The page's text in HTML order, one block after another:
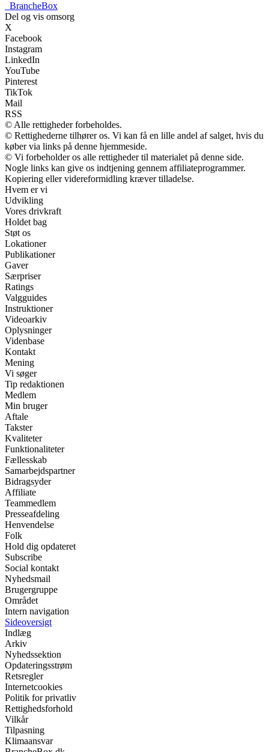
BrancheBox
Del og vis omsorg
X
Facebook
Instagram
LinkedIn
YouTube
Pinterest
TikTok
Mail
RSS
© Alle rettigheder forbeholdes.
© Rettighederne tilhører os. Vi kan få en lille andel af salget, hvis du
køber via links på denne hjemmeside.
© Vi forbeholder os alle rettigheder til materialet på denne side.
Nogle links kan give os indtjening gennem affiliateprogrammer.
Kopiering eller videreformidling kræver tilladelse.
Hvem er vi
Udvikling
Vores drivkraft
Holdet bag
Støt os
Lokationer
Publikationer
Gaver
Særpriser
Ratings
Valgguides
Instruktioner
Videoarkiv
Oplysninger
Videnbase
Kontakt
Mening
Vi søger
Tip redaktionen
Medlem
Min bruger
Aftale
Takster
Kvaliteter
Funktionaliteter
Fællesskab
Samarbejdspartner
Bidragsyder
Affiliate
Teammedlem
Presseafdeling
Henvendelse
Folk
Hold dig opdateret
Subscribe
Social kontakt
Nyhedsmail
Brugergruppe
Området
Intern navigation
Sideoversigt
Indlæg
Arkiv
Nyhedssektion
Opdateringsstrøm
Retsregler
Internetcookies
Politik for privatliv
Rettighedsforhold
Vilkår
Tilpasning
Klimaansvar